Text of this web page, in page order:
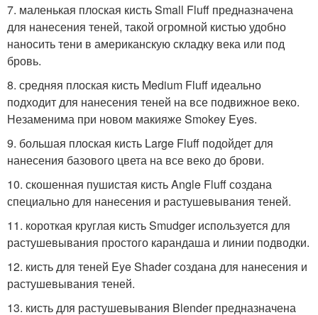
7. маленькая плоская кисть Small Fluff предназначена
для нанесения теней, такой огромной кистью удобно
наносить тени в американскую складку века или под
бровь.
8. средняя плоская кисть Medium Fluff идеально
подходит для нанесения теней на все подвижное веко.
Незаменима при новом макияже Smokey Eyes.
9. большая плоская кисть Large Fluff подойдет для
нанесения базового цвета на все веко до брови.
10. скошенная пушистая кисть Angle Fluff создана
специально для нанесения и растушевывания теней.
11. короткая круглая кисть Smudger используется для
растушевывания простого карандаша и линии подводки.
12. кисть для теней Eye Shader создана для нанесения и
растушевывания теней.
13. кисть для растушевывания Blender предназначена